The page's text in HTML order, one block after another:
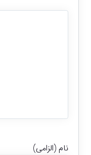
نام (الزامی)